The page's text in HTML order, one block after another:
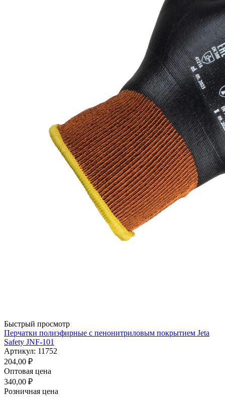
Быстрый просмотр
Перчатки полиэфирные с пенонитриловым покрытием Jeta
Safety JNF-101
Артикул: 11752
204,00 ₽
Оптовая цена
340,00 ₽
Розничная цена